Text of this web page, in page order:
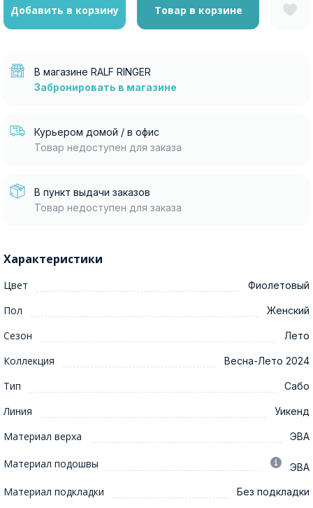
Добавить в корзину Товар в корзине
В магазине RALF RINGER
Забронировать в магазине
Курьером домой / в офис
Товар недоступен для заказа
В пункт выдачи заказов
Товар недоступен для заказа
Характеристики
Цвет Фиолетовый
Пол Женский
Сезон Лето
Коллекция Весна-Лето 2024
Тип Сабо
Линия Уикенд
Материал верха ЭВА
Материал подошвы ЭВА
Материал подкладки Без подкладки